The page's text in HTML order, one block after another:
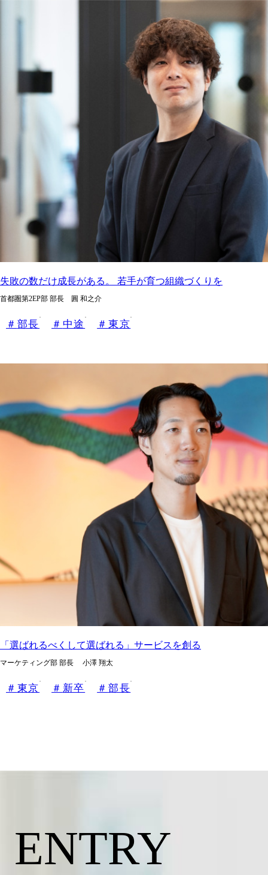
失敗の数だけ成長がある。 若手が育つ組織づくりを
首都圏第2EP部 部長 圓 和之介
部長 中途 東京
「選ばれるべくして選ばれる」サービスを創る
マーケティング部 部長 小澤 翔太
東京 新卒 部長
ENTRY